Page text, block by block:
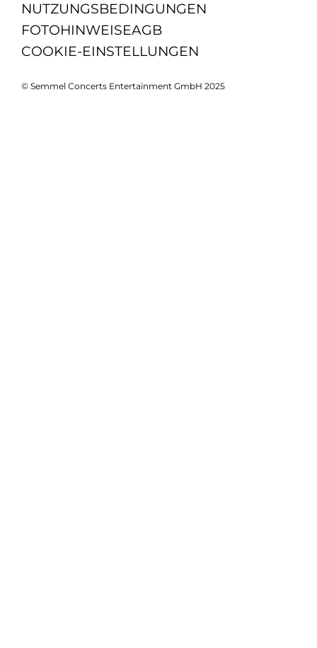
NUTZUNGSBEDINGUNGEN
FOTOHINWEISEAGB
COOKIE-EINSTELLUNGEN
© Semmel Concerts Entertainment GmbH 2025